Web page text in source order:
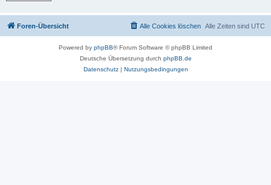
Foren-Übersicht Alle Zeiten sind UTC
Alle Cookies löschen
Powered by phpBB® Forum Software © phpBB Limited
Deutsche Übersetzung durch phpBB.de
Datenschutz| Nutzungsbedingungen